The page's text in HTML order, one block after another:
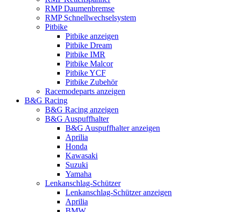
RMP Daumenbremse
RMP Schnellwechselsystem
Pitbike
Pitbike anzeigen
Pitbike Dream
Pitbike IMR
Pitbike Malcor
Pitbike YCF
Pitbike Zubehör
Racemodeparts anzeigen
B&G Racing
B&G Racing anzeigen
B&G Auspuffhalter
B&G Auspuffhalter anzeigen
Aprilia
Honda
Kawasaki
Suzuki
Yamaha
Lenkanschlag-Schützer
Lenkanschlag-Schützer anzeigen
Aprilia